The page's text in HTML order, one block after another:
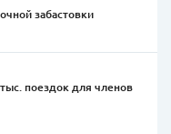
забастовки
поездок для членов